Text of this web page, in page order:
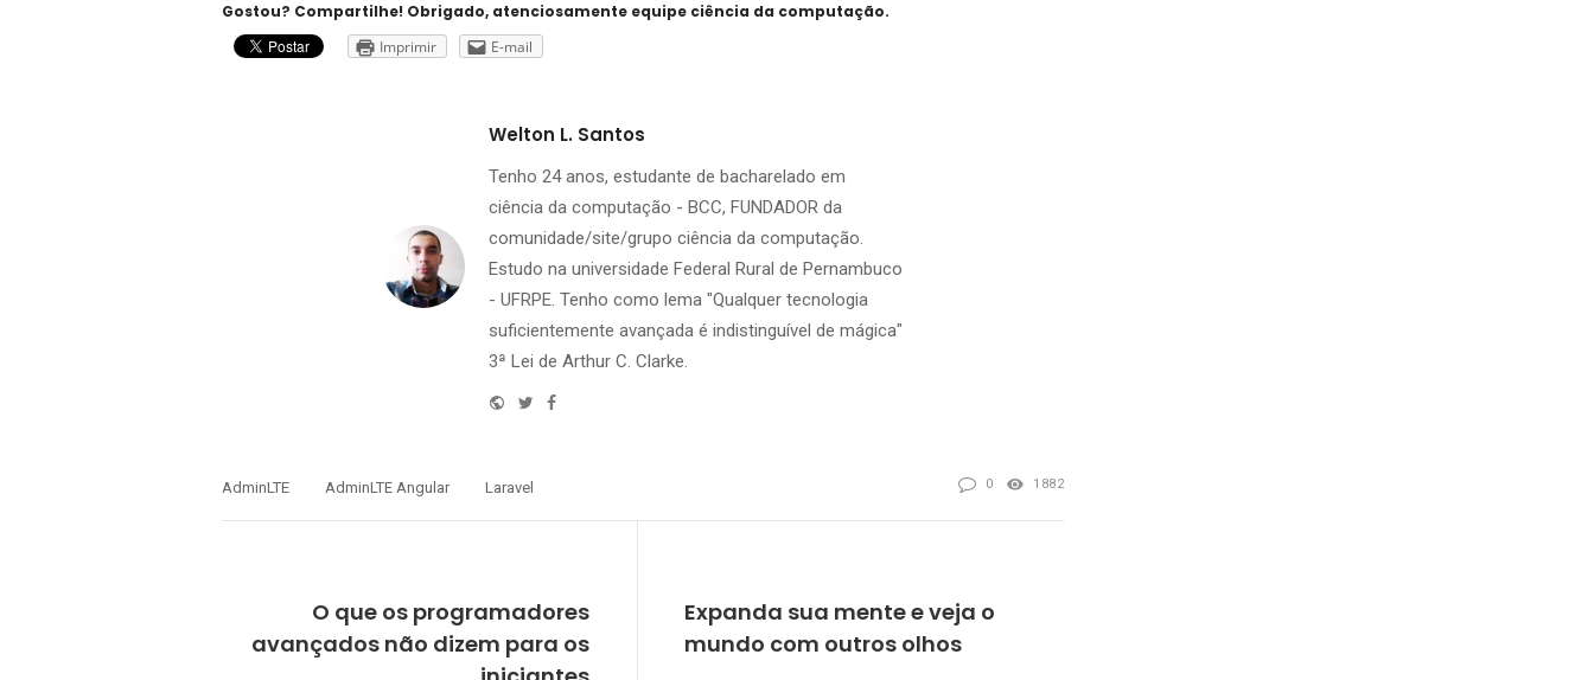
Gostou? Compartilhe! Obrigado, atenciosamente equipe ciência da computação.
Imprimir
E-mail
Welton L. Santos
Tenho 24 anos, estudante de bacharelado em
ciência da computação - BCC, FUNDADOR da
comunidade/site/grupo ciência da computação.
Estudo na universidade Federal Rural de Pernambuco
- UFRPE. Tenho como lema "Qualquer tecnologia
suficientemente avançada é indistinguível de mágica"
3ª Lei de Arthur C. Clarke.
WebsiteTwitter
Facebook
AdminLTE AdminLTE Angular Laravel 0 1882
O que os programadores
avançados não dizem para os
Expanda sua mente e veja o
mundo com outros olhos